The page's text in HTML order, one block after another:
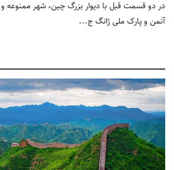
در دو قسمت قبل با دیوار بزرگ چین، شهر ممنوعه
آنمن و پارک ملی ژانگ ج...